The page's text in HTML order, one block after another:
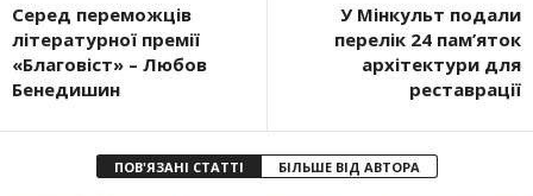
Серед переможців
літературної премії
«Бла­говіст» – Любов
Бенедишин
У Мінкульт подали
перелік 24 пам’яток
архітектури для
реставрації
ПОВ'ЯЗАНІ СТАТТІ БІЛЬШЕ ВІД АВТОРА